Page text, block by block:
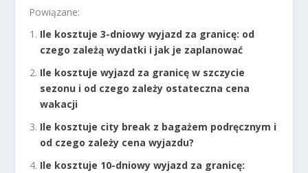
Powiązane:
Ile kosztuje 3-dniowy wyjazd za granicę: od
czego zależą wydatki i jak je zaplanować
Ile kosztuje wyjazd za granicę w szczycie
sezonu i od czego zależy ostateczna cena
wakacji
Ile kosztuje city break z bagażem podręcznym i
od czego zależy cena wyjazdu?
Ile kosztuje 10-dniowy wyjazd za granicę: